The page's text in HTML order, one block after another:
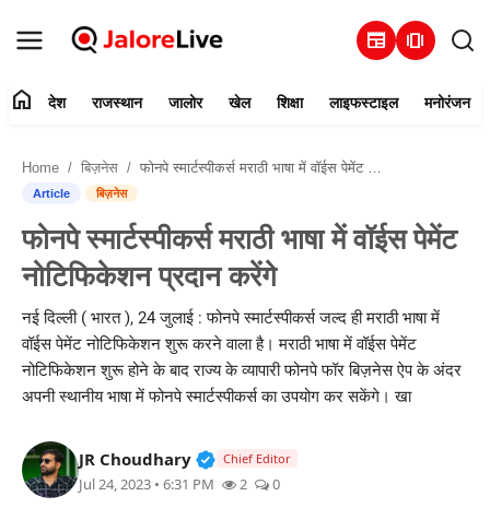
newspaper amp_stories
संपर्क करें
देश
जालोर
खेल
शिक्षा
home देश राजस्थान जालोर खेल शिक्षा लाइफस्टाइल मनोरंजन
Home बिज़नेस फोनपे स्मार्टस्पीकर्स मराठी भाषा में वॉईस पेमेंट नोटिफिकेशन प्रदान करेंगे
Article बिज़नेस
फोनपे स्मार्टस्पीकर्स मराठी भाषा में वॉईस पेमेंट
नोटिफिकेशन प्रदान करेंगे
नई दिल्ली ( भारत ), 24 जुलाई : फोनपे स्मार्टस्पीकर्स जल्द ही मराठी भाषा में
वॉईस पेमेंट नोटिफिकेशन शुरू करने वाला है। मराठी भाषा में वॉईस पेमेंट
नोटिफिकेशन शुरू होने के बाद राज्य के व्यापारी फोनपे फॉर बिज़नेस ऐप के अंदर
अपनी स्थानीय भाषा में फोनपे स्मार्टस्पीकर्स का उपयोग कर सकेंगे। खा
JR Choudhary Verified Public Figure • 30 Mar,
Chief Editor
Jul 24, 2023 • 6:31 PM 2 0